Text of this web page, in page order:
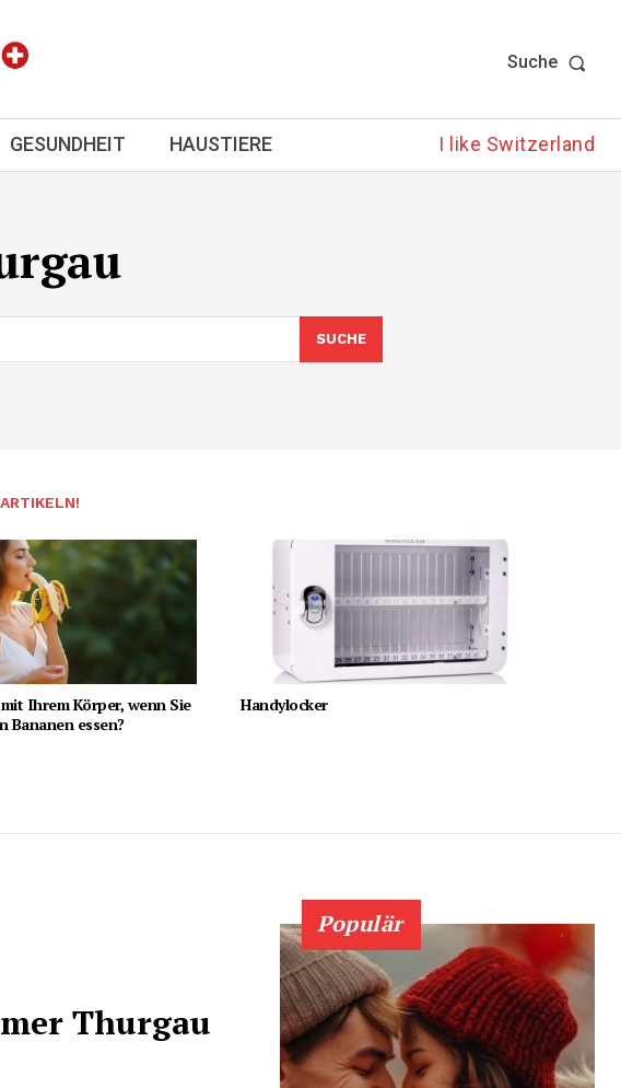
Suche
GESUNDHEIT HAUSTIERE I like Switzerland
SUCHE
Ihrem Körper, wenn Sie
Bananen essen?
Handylocker
Thurgau
Populär